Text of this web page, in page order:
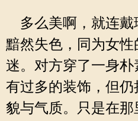
多么美啊，就连戴
黯然失色，同为女
迷。对方穿了一身
有过多的装饰，但
貌与气质。只是在